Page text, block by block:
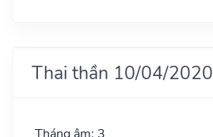
Thai thần 10/04/2020